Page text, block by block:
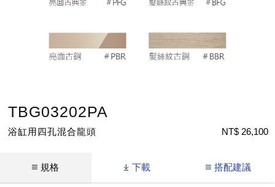
TBG03202PA
浴缸用四孔混合龍頭 NT$ 26,100
規格 下載 搭配建議